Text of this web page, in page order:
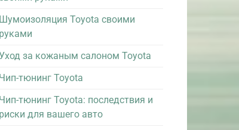
Шумоизоляция Toyota своими
руками
за кожаным салоном Toyota
Чип-тюнинг Toyota
Чип-тюнинг Toyota: последствия и
риски для вашего авто